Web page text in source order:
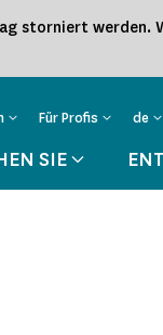
storniert werden.
Für Profis de
SIE